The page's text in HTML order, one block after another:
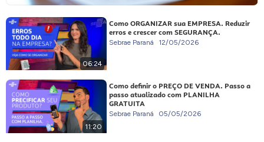
06:24
Como ORGANIZAR sua EMPRESA. Reduzir
erros e crescer com SEGURANÇA.
Sebrae Paraná 12/05/2026
11:20
Como definir o PREÇO DE VENDA. Passo a
passo atualizado com PLANILHA
GRATUITA
Sebrae Paraná 05/05/2026